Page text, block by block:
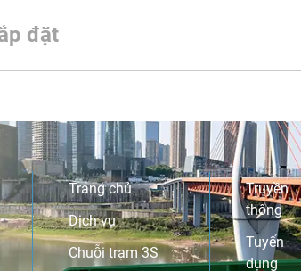
đặt
Trang chủ
Dịch vụ
Chuỗi trạm 3S
Truyền
thông
Tuyển
dụng